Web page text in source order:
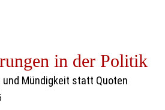
in der Politik
Mündigkeit statt Quoten